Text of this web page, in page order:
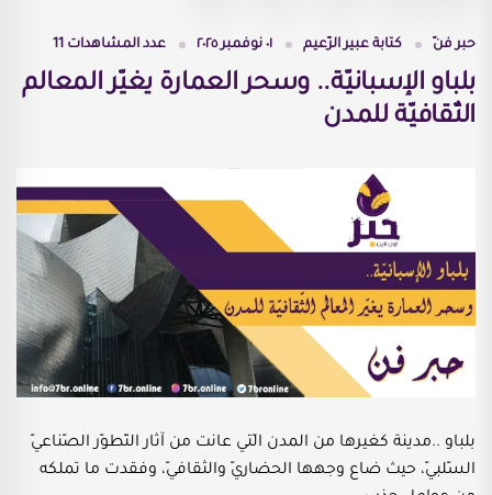
حبر فنّ كتابة عبير الزّعيم ٠١ نوفمبر ٢٠٢٥ عدد المشاهدات 11
بلباو الإسبانيّة.. وسحر العمارة يغيّر المعالم
الثّقافيّة للمدن
بلباو ..مدينة كغيرها من المدن الّتي عانت من آثار التّطوّر الصّناعيّ
السّلبيّ، حيث ضاع وجهها الحضاريّ والثقافيّ، وفقدت ما تملكه